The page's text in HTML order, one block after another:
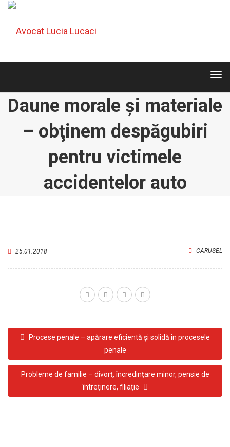
Daune morale și materiale
– obţinem despăgubiri
pentru victimele
accidentelor auto
25.01.2018 CARUSEL
Procese penale – apărare eficientă şi solidă în procesele
penale
Probleme de familie – divorţ, încredinţare minor, pensie de
întreţinere, filiaţie